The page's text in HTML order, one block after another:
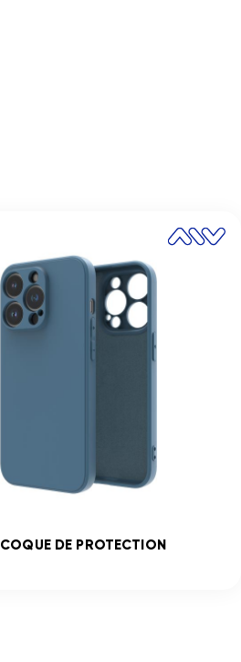
COQUE DE PROTECTION